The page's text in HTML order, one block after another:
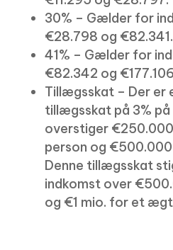
30% – Gælder for
€28.798 og €82.341.
41% – Gælder for
€82.342 og
Tillægsskat – Der er
tillægsskat på 3%
overstiger
person og
Denne tillægsskat
indkomst over
og €1 mio. for et